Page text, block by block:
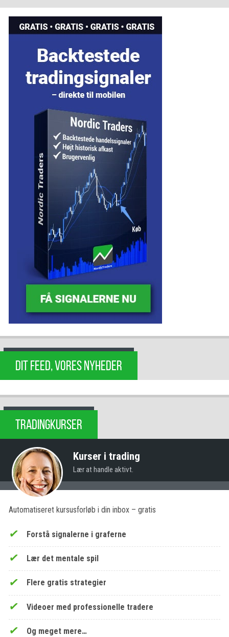
DIT FEED, VORES NYHEDER
TRADINGKURSER
Kurser i trading
Lær at handle aktivt.
Automatiseret kursusforløb i din inbox – gratis
Forstå signalerne i graferne
Lær det mentale spil
Flere gratis strategier
Videoer med professionelle tradere
Og meget mere…